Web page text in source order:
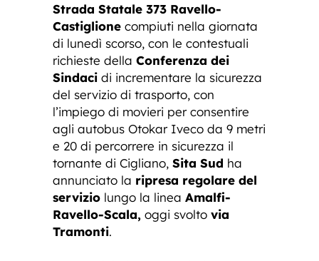
Strada Statale 373 Ravello-
Castiglione compiuti nella giornata
di lunedì scorso, con le contestuali
richieste della Conferenza dei
Sindaci di incrementare la sicurezza
del servizio di trasporto, con
l’impiego di movieri per consentire
agli autobus Otokar Iveco da 9 metri
e 20 di percorrere in sicurezza il
tornante di Cigliano, Sita Sud ha
annunciato la ripresa regolare del
servizio lungo la linea Amalfi-
Ravello-Scala, oggi svolto via
Tramonti.